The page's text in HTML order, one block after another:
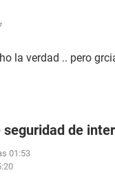
la verdad .. pero
de
01:53